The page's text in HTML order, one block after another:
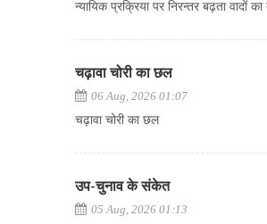
न्यायिक प्रक्रिया पर निरन्तर बढ़ता वादों का
चढ़ावा चोरी का छल
06 Aug, 2026 01:07
चढ़ावा चोरी का छल
उप-चुनाव के संकेत
05 Aug, 2026 01:13